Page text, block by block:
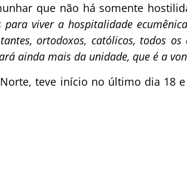
que não há somente
viver a hospitalidade
ortodoxos, católicos, todos os
ainda mais da unidade, que é a
teve início no último dia 18